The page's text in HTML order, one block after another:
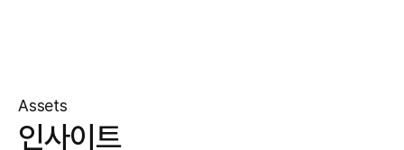
Assets
인사이트